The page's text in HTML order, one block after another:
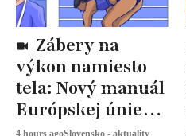
výkon namiesto
tela: Nový manuál
Európskej únie
určuje, ako
4 hours agoSlovensko - aktuality